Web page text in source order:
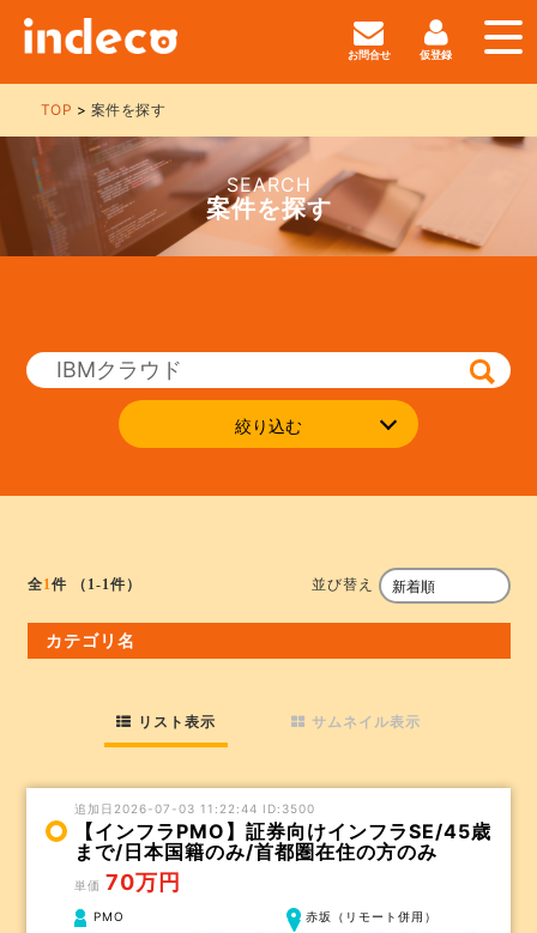
お問合せ 仮登録
TOP 案件を探す
SEARCH
案件を探す
絞り込む
全1件 （1-1件） 並び替え
カテゴリ名
リスト表示 サムネイル表示
追加日2026-07-03 11:22:44 ID:3500
【インフラPMO】証券向けインフラSE/45歳
まで/日本国籍のみ/首都圏在住の方のみ
単価 70万円
PMO
赤坂（リモート併用）